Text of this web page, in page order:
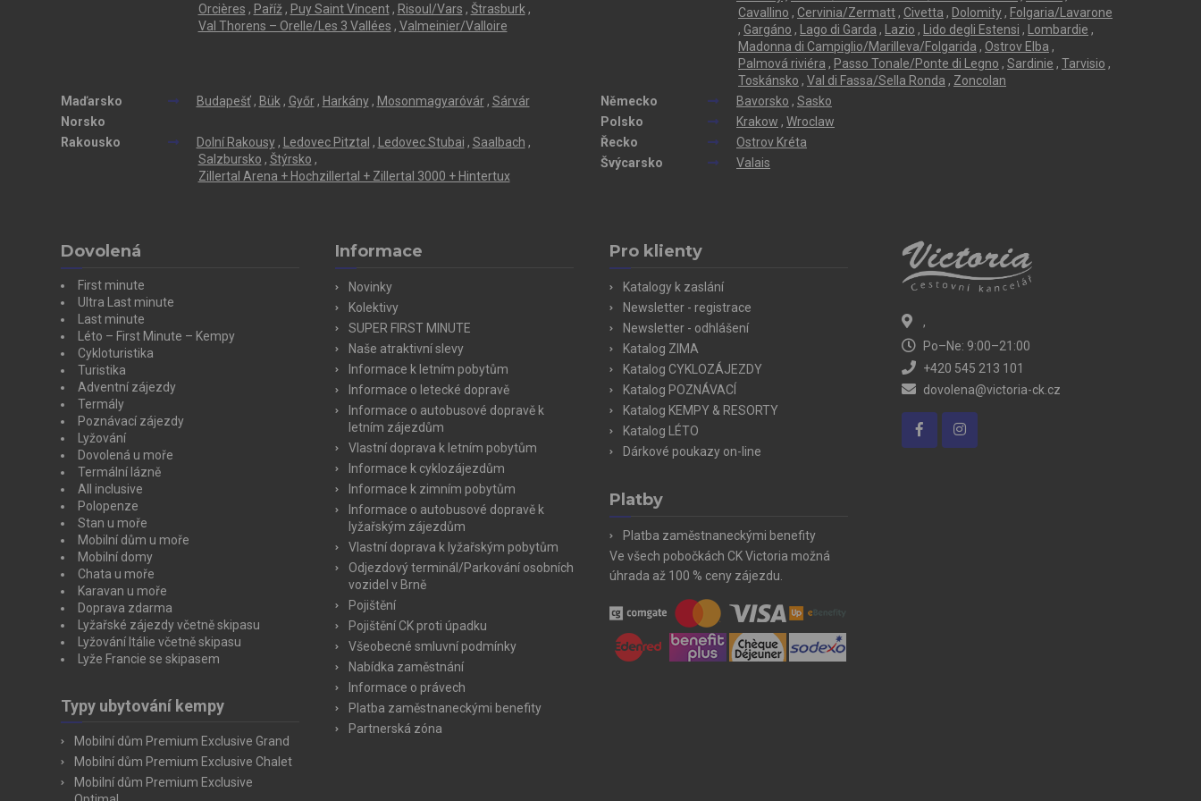
Orcières , Paříž , Puy Saint Vincent, Risoul/Vars , Štrasburk ,
Val Thorens – Orelle/Les 3 Vallées , Valmeinier/Valloire
Cavallino , Cervinia/Zermatt , Civetta , Dolomity , Folgaria/Lavarone
, Gargáno , Lago di Garda , Lazio , Lido degli Estensi , Lombardie ,
Madonna di Campiglio/Marilleva/Folgarida , Ostrov Elba ,
Palmová riviéra , Passo Tonale/Ponte di Legno , Sardinie , Tarvisio ,
Toskánsko , Val di Fassa/Sella Ronda , Zoncolan
Maďarsko
Budapešť, Bük , Győr, Harkány, Mosonmagyaróvár, Sárvár Německo Bavorsko , Sasko
Norsko
Polsko Krakow , Wroclaw
Rakousko
Dolní Rakousy, Ledovec Pitztal , Ledovec Stubai , Saalbach ,
Salzbursko , Štýrsko ,
Zillertal Arena + Hochzillertal + Zillertal 3000 + Hintertux
Řecko
Ostrov Kréta
Švýcarsko
Valais
Dovolená
First minute
Ultra Last minute
Last minute
Léto – First Minute – Kempy
Cykloturistika
Turistika
Adventní zájezdy
Termály
Poznávací zájezdy
Lyžování
Dovolená u moře
Termální lázně
All inclusive
Polopenze
Stan u moře
Mobilní dům u moře
Mobilní domy
Chata u moře
Karavan u moře
Doprava zdarma
Lyžařské zájezdy včetně skipasu
Lyžování Itálie včetně skipasu
Lyže Francie se skipasem
Typy ubytování kempy
Mobilní dům Premium Exclusive Grand
Mobilní dům Premium Exclusive Chalet
Mobilní dům Premium Exclusive
Informace
Novinky
Kolektivy
SUPER FIRST MINUTE
Naše atraktivní slevy
Informace k letním pobytům
Informace o letecké dopravě
Informace o autobusové dopravě k
letním zájezdům
Vlastní doprava k letním pobytům
Informace k cyklozájezdům
Informace k zimním pobytům
Informace o autobusové dopravě k
lyžařským zájezdům
Vlastní doprava k lyžařským pobytům
Odjezdový terminál/Parkování osobních
vozidel v Brně
Pojištění
Pojištění CK proti úpadku
Všeobecné smluvní podmínky
Nabídka zaměstnání
Informace o právech
Platba zaměstnaneckými benefity
Partnerská zóna
Pro klienty
Katalogy k zaslání
Newsletter - registrace
Newsletter - odhlášení
Katalog ZIMA
Katalog CYKLOZÁJEZDY
Katalog POZNÁVACÍ
Katalog KEMPY & RESORTY
Katalog LÉTO
Dárkové poukazy on-line
Platby
Platba zaměstnaneckými benefity
Ve všech pobočkách CK Victoria možná
úhrada až 100 % ceny zájezdu.
,
Po–Ne: 9:00–21:00
+420 545 213 101
dovolena@victoria-ck.cz